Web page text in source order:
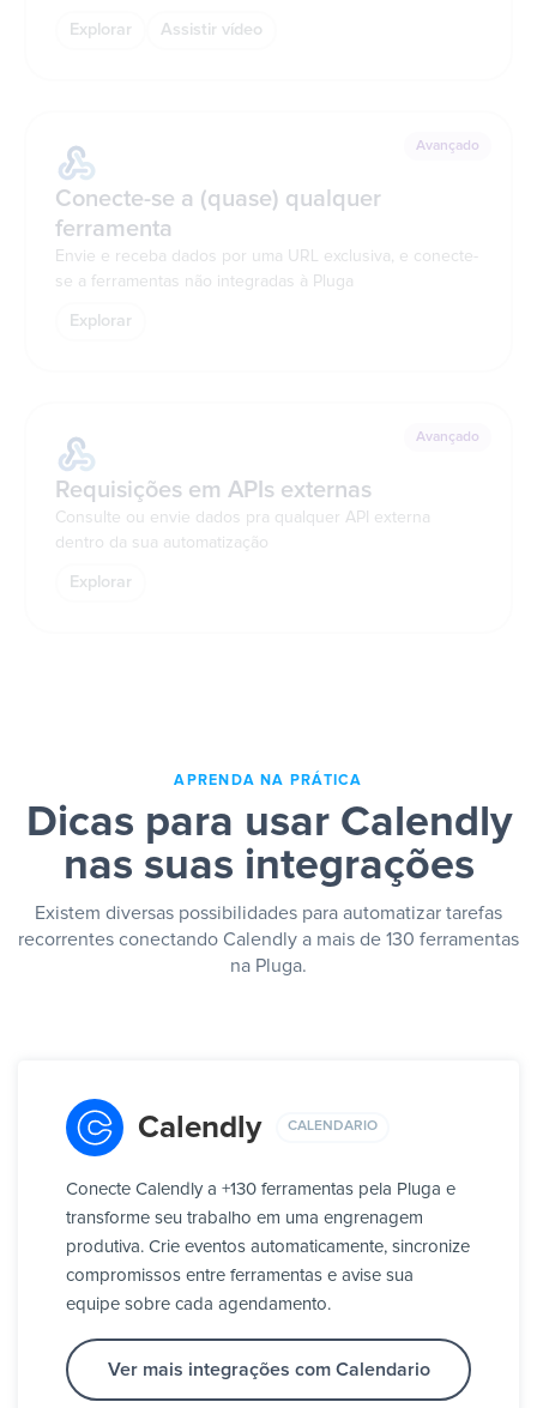
Explorar Assistir vídeo
Avançado
Conecte-se a (quase) qualquer
ferramenta
Envie e receba dados por uma URL exclusiva, e conecte-
se a ferramentas não integradas à Pluga
Explorar
Avançado
Requisições em APIs externas
Consulte ou envie dados pra qualquer API externa
dentro da sua automatização
Explorar
APRENDA NA PRÁTICA
Dicas para usar Calendly
nas suas integrações
Existem diversas possibilidades para automatizar tarefas
recorrentes conectando Calendly a mais de 130 ferramentas
na Pluga.
Calendly CALENDARIO
Conecte Calendly a +130 ferramentas pela Pluga e
transforme seu trabalho em uma engrenagem
produtiva. Crie eventos automaticamente, sincronize
compromissos entre ferramentas e avise sua
equipe sobre cada agendamento.
Ver mais integrações com Calendario